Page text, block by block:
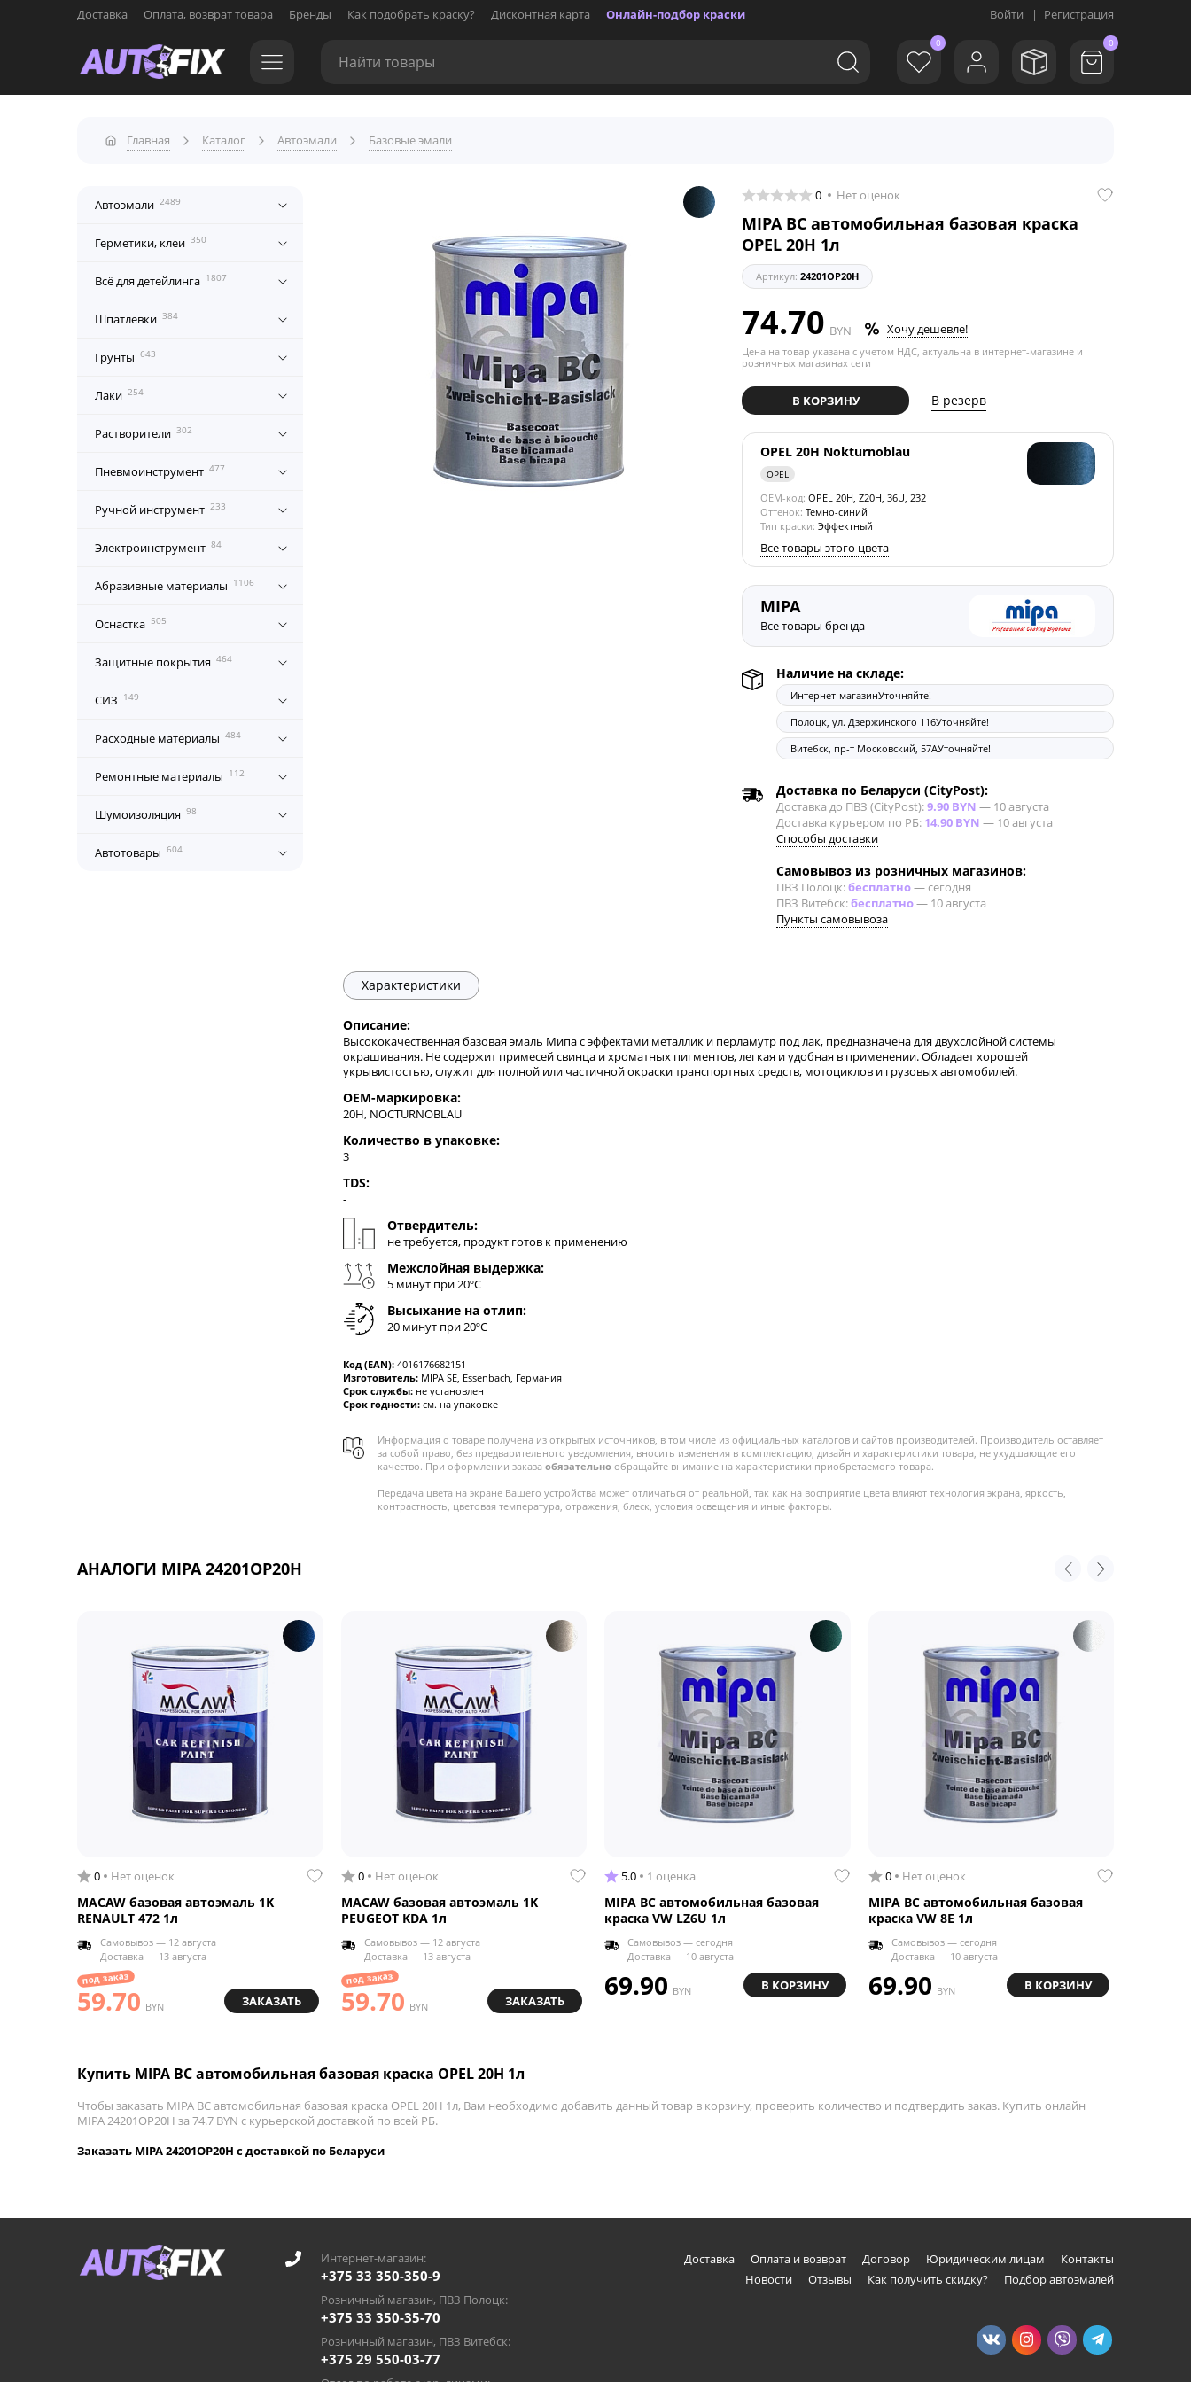
Доставка Оплата, возврат товара Бренды Как подобрать краску? Дисконтная карта Онлайн-подбор краски Войти | Регистрация
0 0
Главная Каталог Автоэмали Базовые эмали
Автоэмали 2489
Герметики, клеи 350
Всё для детейлинга 1807
Шпатлевки 384
Грунты 643
Лаки 254
Растворители 302
Пневмоинструмент 477
Ручной инструмент 233
Электроинструмент 84
Абразивные материалы 1106
Оснастка 505
Защитные покрытия 464
СИЗ 149
Расходные материалы 484
Ремонтные материалы 112
Шумоизоляция 98
Автотовары 604
0 Нет оценок
MIPA BC автомобильная базовая краска
OPEL 20H 1л
Артикул: 24201OP20H
74.70 BYN Хочу дешевле!
Цена на товар указана с учетом НДС, актуальна в интернет-магазине и
розничных магазинах сети
В КОРЗИНУ В резерв
OPEL 20H Nokturnoblau
OPEL
OEM-код: OPEL 20H, Z20H, 36U, 232
Оттенок: Темно-синий
Тип краски: Эффектный
Все товары этого цвета
MIPA
Все товары бренда
Наличие на складе:
Интернет-магазинУточняйте!
Полоцк, ул. Дзержинского 116Уточняйте!
Витебск, пр-т Московский, 57АУточняйте!
Доставка по Беларуси (CityPost):
Доставка до ПВЗ (CityPost):9.90 BYN — 10 августа
Доставка курьером по РБ: 14.90 BYN — 10 августа
Способы доставки
Самовывоз из розничных магазинов:
ПВЗ Полоцк:бесплатно—сегодня
ПВЗ Витебск:бесплатно— 10 августа
Пункты самовывоза
Характеристики
Описание:
Высококачественная базовая эмаль Мипа с эффектами металлик и перламутр под лак, предназначена для двухслойной системы
окрашивания. Не содержит примесей свинца и хроматных пигментов, легкая и удобная в применении. Обладает хорошей
укрывистостью, служит для полной или частичной окраски транспортных средств, мотоциклов и грузовых автомобилей.
OEM-маркировка:
20H, NOCTURNOBLAU
Количество в упаковке:
3
TDS:
-
Отвердитель:
не требуется, продукт готов к применению
Межслойная выдержка:
5 минут при 20ºC
Высыхание на отлип:
20 минут при 20ºC
Код (EAN): 4016176682151
Изготовитель: MIPA SE, Essenbach, Германия
Срок службы: не установлен
Срок годности: см. на упаковке
Информация о товаре получена из открытых источников, в том числе из официальных каталогов и сайтов производителей. Производитель оставляет
за собой право, без предварительного уведомления, вносить изменения в комплектацию, дизайн и характеристики товара, не ухудшающие его
качество. При оформлении заказа обязательно обращайте внимание на характеристики приобретаемого товара.
Передача цвета на экране Вашего устройства может отличаться от реальной, так как на восприятие цвета влияют технология экрана, яркость,
контрастность, цветовая температура, отражения, блеск, условия освещения и иные факторы.
АНАЛОГИ MIPA 24201OP20H
0 Нет оценок
MACAW базовая автоэмаль 1K
RENAULT 472 1л
Самовывоз — 12 августа
Доставка — 13 августа
под заказ
59.70 BYN ЗАКАЗАТЬ
0 Нет оценок
MACAW базовая автоэмаль 1K
PEUGEOT KDA 1л
Самовывоз — 12 августа
Доставка — 13 августа
под заказ
59.70 BYN ЗАКАЗАТЬ
5.0 1 оценка
MIPA BC автомобильная базовая
краска VW LZ6U 1л
Самовывоз — сегодня
Доставка — 10 августа
69.90 BYN В КОРЗИНУ
0 Нет оценок
MIPA BC автомобильная базовая
краска VW 8E 1л
Самовывоз — сегодня
Доставка — 10 августа
69.90 BYN В КОРЗИНУ
Купить MIPA BC автомобильная базовая краска OPEL 20H 1л
Чтобы заказать MIPA BC автомобильная базовая краска OPEL 20H 1л, Вам необходимо добавить данный товар в корзину, проверить количество и подтвердить заказ. Купить онлайн
MIPA 24201OP20H за 74.7 BYN с курьерской доставкой по всей РБ.
Заказать MIPA 24201OP20H с доставкой по Беларуси
Интернет-магазин:
+375 33 350-350-9
Розничный магазин, ПВЗ Полоцк:
+375 33 350-35-70
Розничный магазин, ПВЗ Витебск:
+375 29 550-03-77
Доставка Оплата и возврат Договор Юридическим лицам
Контакты
Новости
Отзывы Как получить скидку? Подбор автоэмалей